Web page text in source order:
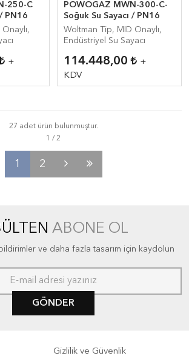
250-C
PN16
+
POWOGAZ MWN-300-C-
Soğuk Su Sayacı / PN16
Woltman Tip, MID Onaylı,
Endüstriyel Su Sayacı
114.448,00
+
KDV
27 adet ürün bulunmuştur.
1 2
ABONE OL
ve daha fazla tasarım için kaydolun
GÖNDER
Gizlilik ve Güvenlik